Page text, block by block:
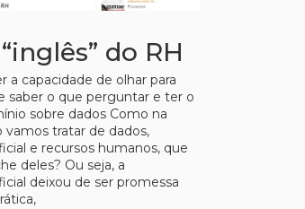
do RH
a capacidade de olhar para
saber o que perguntar e ter o
sobre dados Como na
vamos tratar de dados,
e recursos humanos, que
deles? Ou seja, a
deixou de ser promessa